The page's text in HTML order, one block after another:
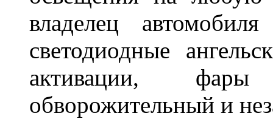
владелец
светодиодные
активации, фары
обворожительный и